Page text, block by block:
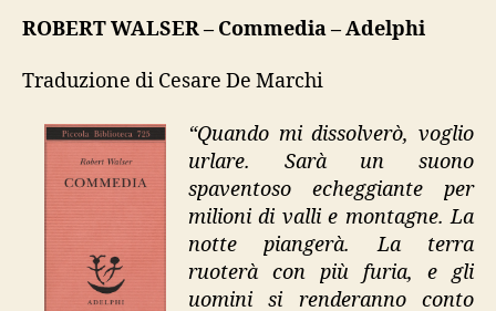
ROBERT WALSER – Commedia – Adelphi
Traduzione di Cesare De Marchi
“Quando mi dissolverò, voglio
urlare. Sarà un suono
spaventoso echeggiante per
milioni di valli e montagne. La
notte piangerà. La terra
ruoterà con più furia, e gli
uomini si renderanno conto